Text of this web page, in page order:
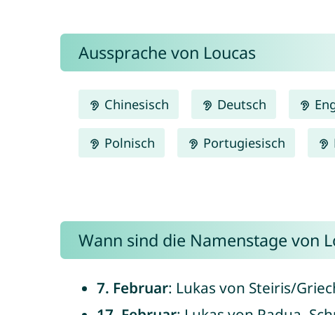
Aussprache von Loucas
Chinesisch Deutsch
Polnisch Portugiesisch
Wann sind die Namenstage von
7. Februar: Lukas von Steiris/